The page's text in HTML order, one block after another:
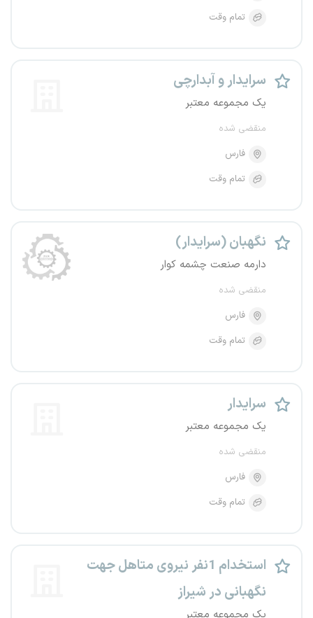
تمام وقت
سرایدار و آبدارچی
یک مجموعه معتبر
منقضی شده
فارس
تمام وقت
نگهبان (سرایدار)
دارمه صنعت چشمه کوار
منقضی شده
فارس
تمام وقت
سرایدار
یک مجموعه معتبر
منقضی شده
فارس
تمام وقت
استخدام 1نفر نیروی متاهل جهت‌
نگهبانی در شیراز